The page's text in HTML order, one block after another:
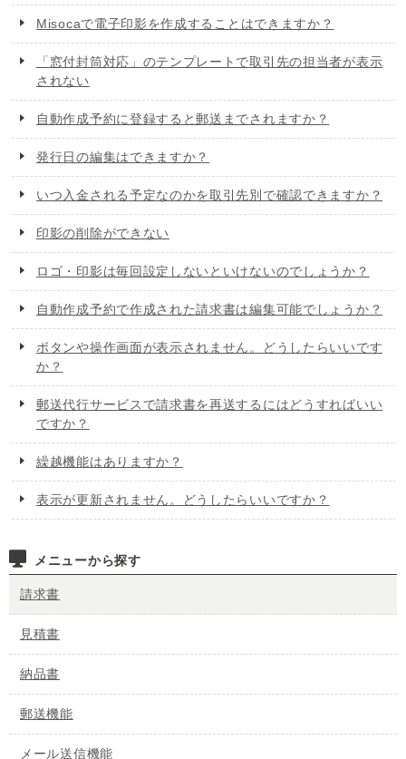
Misocaで電子印影を作成することはできますか？
「窓付封筒対応」のテンプレートで取引先の担当者が表示
されない
自動作成予約に登録すると郵送までされますか？
発行日の編集はできますか？
いつ入金される予定なのかを取引先別で確認できますか？
印影の削除ができない
ロゴ・印影は毎回設定しないといけないのでしょうか？
自動作成予約で作成された請求書は編集可能でしょうか？
ボタンや操作画面が表示されません。どうしたらいいです
か？
郵送代行サービスで請求書を再送するにはどうすればいい
ですか？
繰越機能はありますか？
表示が更新されません。どうしたらいいですか？
メニューから探す
請求書
見積書
納品書
郵送機能
メール送信機能